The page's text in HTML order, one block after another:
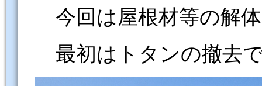
今回は屋根材等の解
最初はトタンの撤去